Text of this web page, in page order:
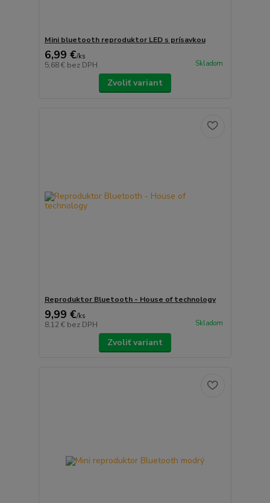
Mini bluetooth reproduktor LED s prísavkou
6,99 €/ks
5,68 € bez DPH Skladom
Zvoliť variant
Reproduktor Bluetooth - House of technology
9,99 €/ks
8,12 € bez DPH Skladom
Zvoliť variant